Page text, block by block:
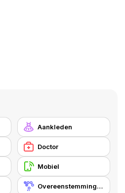
Aankleden
Doctor
Mobiel
Overeenstemmingsgame